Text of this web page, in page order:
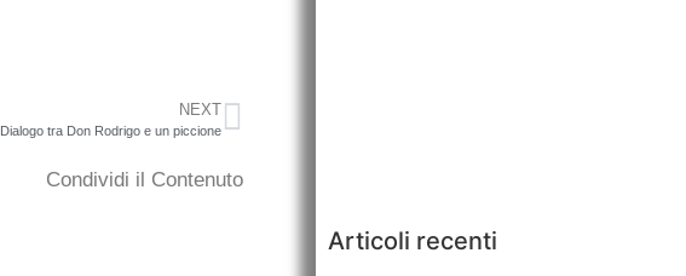
NEXT
Dialogo tra Don Rodrigo e un piccione
Condividi il Contenuto
Articoli recenti